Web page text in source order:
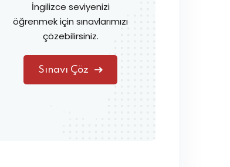
İngilizce seviyenizi
öğrenmek için sınavlarımızı
çözebilirsiniz.
Sınavı Çöz